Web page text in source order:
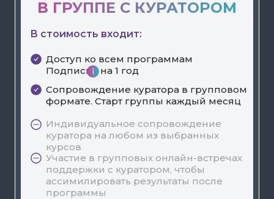
В ГРУППЕ С КУРАТОРОМ
Доступ ко всем программам
Подписки на 1 год
Сопровождение куратора в групповом
формате. Старт группы каждый месяц
Индивидуальное сопровождение
куратора на любом из выбранных
курсов
Участие в групповых онлайн-встречах
поддержки с куратором, чтобы
ассимилировать результаты после
программы
В стоимость входит: